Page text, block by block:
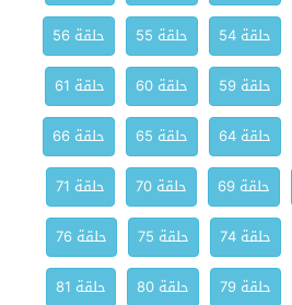
حلقة 54 حلقة 55
حلقة 56
حلقة 59 حلقة 60
حلقة 61
حلقة 64 حلقة 65
حلقة 66
حلقة 69 حلقة 70
حلقة 71
حلقة 74 حلقة 75
حلقة 76
حلقة 79 حلقة 80
حلقة 81